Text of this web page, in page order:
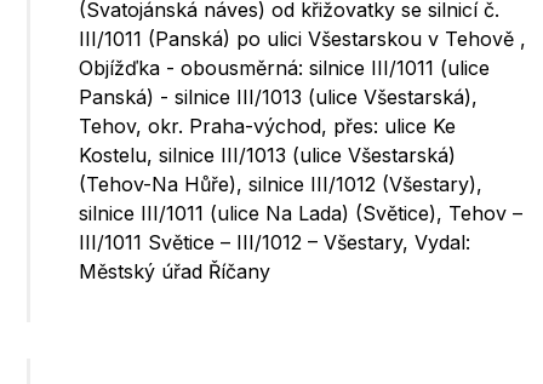
(Svatojánská náves) od křižovatky se silnicí č.
III/1011 (Panská) po ulici Všestarskou v Tehově ,
Objížďka - obousměrná: silnice III/1011 (ulice
Panská) - silnice III/1013 (ulice Všestarská),
Tehov, okr. Praha-východ, přes: ulice Ke
Kostelu, silnice III/1013 (ulice Všestarská)
(Tehov-Na Hůře), silnice III/1012 (Všestary),
silnice III/1011 (ulice Na Lada) (Světice), Tehov –
III/1011 Světice – III/1012 – Všestary, Vydal:
Městský úřad Říčany